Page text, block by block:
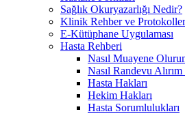
Sağlık Okuryazarlığı Nedir?
Klinik Rehber ve Protokoller
E-Kütüphane Uygulaması
Hasta Rehberi
Nasıl Muayene
Nasıl Randevu Alırım
Hasta Hakları
Hekim Hakları
Hasta Sorumlulukları